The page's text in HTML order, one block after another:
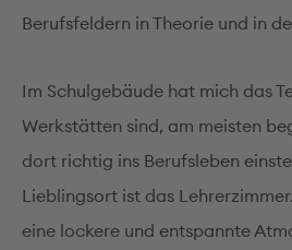
Berufsfeldern in Theorie und in
Im Schulgebäude hat mich das
Werkstätten sind, am meisten
dort richtig ins Berufsleben
Lieblingsort ist das
eine lockere und entspannte